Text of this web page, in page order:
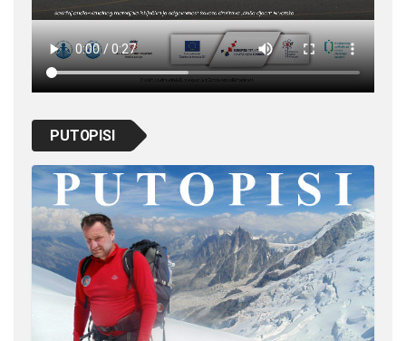
PUTOPISI